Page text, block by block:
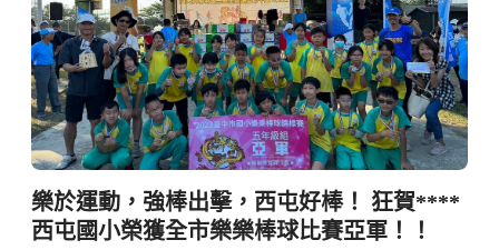
樂於運動，強棒出擊，西屯好棒！ 狂賀****
西屯國小榮獲全市樂樂棒球比賽亞軍！！